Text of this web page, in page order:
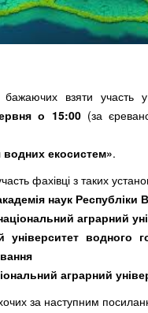
бажаючих взяти участь у
о 15:00(за
водних екосистем».
фахівці з таких
наук Республіки
аграрний
університет водного
аграрний
за наступним